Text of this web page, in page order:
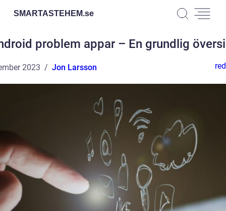
SMARTASTEHEM.se
problem appar – En grundlig
2023 Jon Larsson